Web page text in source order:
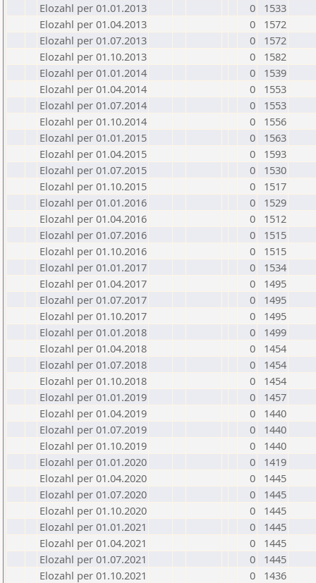
Elozahl per 01.01.2013
0
1533
Elozahl per 01.04.2013
0
1572
Elozahl per 01.07.2013
0
1572
Elozahl per 01.10.2013
0
1582
Elozahl per 01.01.2014
0
1539
Elozahl per 01.04.2014
0
1553
Elozahl per 01.07.2014
0
1553
Elozahl per 01.10.2014
0
1556
Elozahl per 01.01.2015
0
1563
Elozahl per 01.04.2015
0
1593
Elozahl per 01.07.2015
0
1530
Elozahl per 01.10.2015
0
1517
Elozahl per 01.01.2016
0
1529
Elozahl per 01.04.2016
0
1512
Elozahl per 01.07.2016
0
1515
Elozahl per 01.10.2016
0
1515
Elozahl per 01.01.2017
0
1534
Elozahl per 01.04.2017
0
1495
Elozahl per 01.07.2017
0
1495
Elozahl per 01.10.2017
0
1495
Elozahl per 01.01.2018
0
1499
Elozahl per 01.04.2018
0
1454
Elozahl per 01.07.2018
0
1454
Elozahl per 01.10.2018
0
1454
Elozahl per 01.01.2019
0
1457
Elozahl per 01.04.2019
0
1440
Elozahl per 01.07.2019
0
1440
Elozahl per 01.10.2019
0
1440
Elozahl per 01.01.2020
0
1419
Elozahl per 01.04.2020
0
1445
Elozahl per 01.07.2020
0
1445
Elozahl per 01.10.2020
0
1445
Elozahl per 01.01.2021
0
1445
Elozahl per 01.04.2021
0
1445
Elozahl per 01.07.2021
0
1445
Elozahl per 01.10.2021
0
1436